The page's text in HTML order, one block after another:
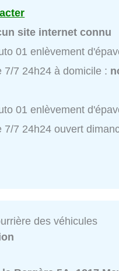
site internet connu
01 enlèvement
7/7 24h24 à domicile :
01 enlèvement
7/7 24h24 ouvert
des véhicules